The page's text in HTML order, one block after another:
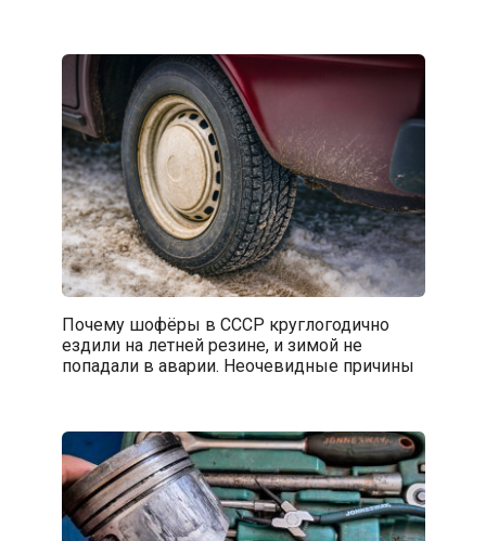
Почему шофёры в СССР круглогодично
ездили на летней резине, и зимой не
попадали в аварии. Неочевидные причины